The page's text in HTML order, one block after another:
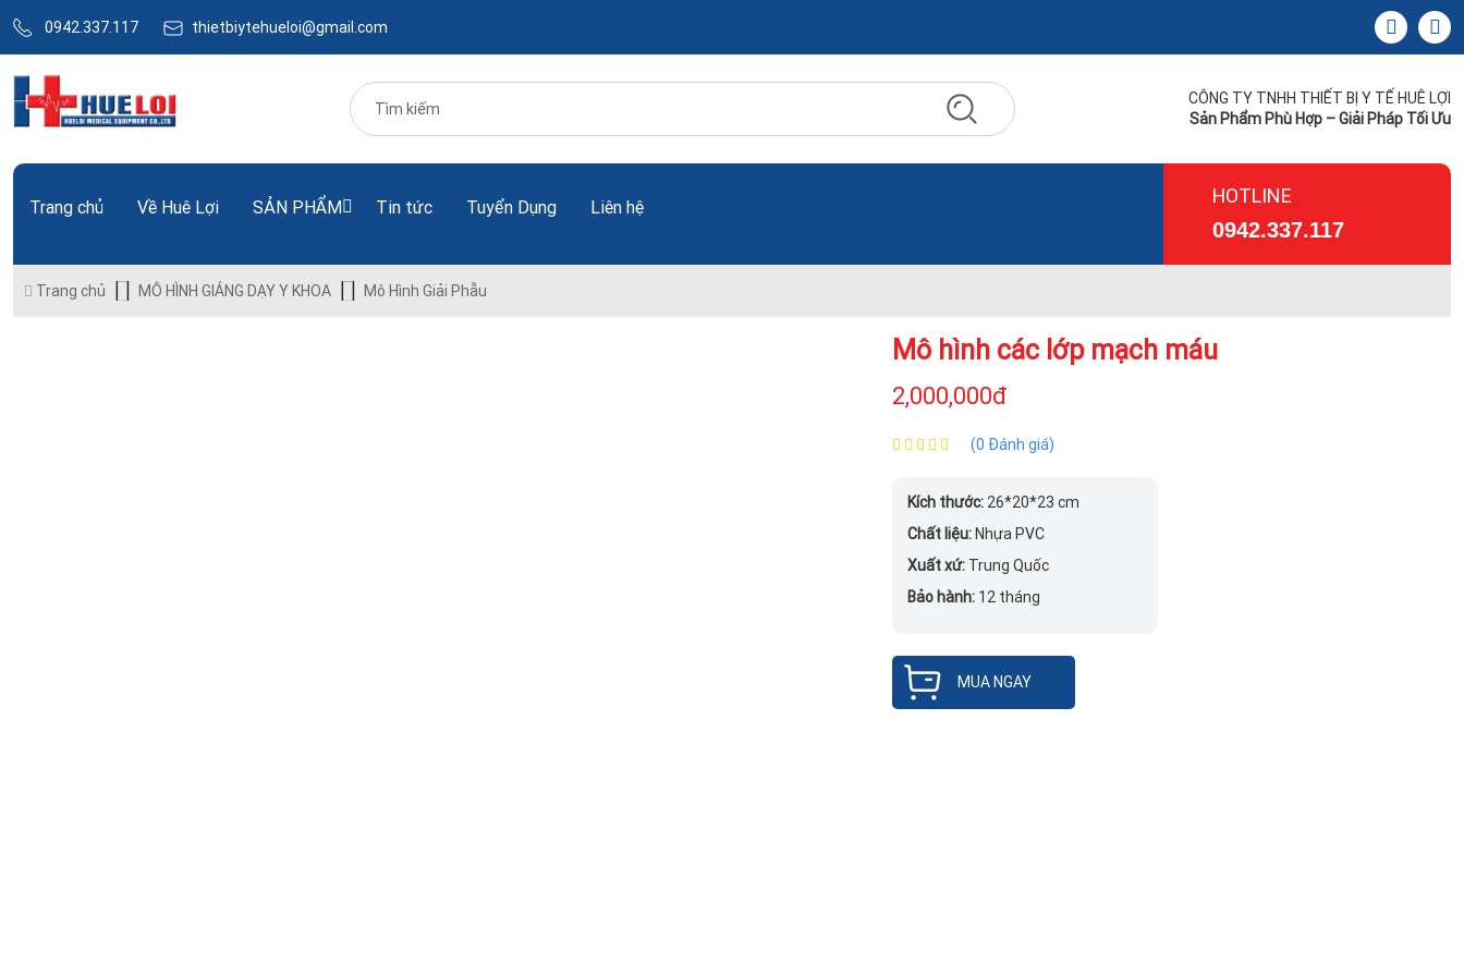
0942.337.117 thietbiytehueloi@gmail.com
CÔNG TY TNHH THIẾT BỊ Y TẾ HUÊ LỢI
Sản Phẩm Phù Hợp – Giải Pháp Tối Ưu
Trang chủ Về Huê Lợi SẢN PHẨM Tin tức Tuyển Dụng Liên hệ HOTLINE
0942.337.117
Trang chủ MÔ HÌNH GIẢNG DẠY Y KHOA Mô Hình Giải Phẫu
Mô hình các lớp mạch máu
2,000,000đ
(0 Đánh giá)
Kích thước: 26*20*23 cm
Chất liệu:Nhựa PVC
Xuất xứ: Trung Quốc
Bảo hành: 12 tháng
MUA NGAY